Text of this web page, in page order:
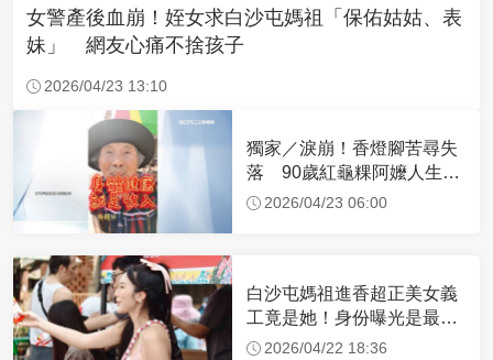
女警產後血崩！姪女求白沙屯媽祖「保佑姑姑、表
妹」 網友心痛不捨孩子
2026/04/23 13:10
獨家／淚崩！香燈腳苦尋失
落 90歲紅龜粿阿嬤人生謝
幕2026/04/23 06:00
白沙屯媽祖進香超正美女義
工竟是她！身份曝光是最美
禮生 一輩子不結婚
2026/04/22 18:36